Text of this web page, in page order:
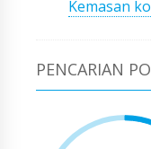
Kemasan
PENCARIAN